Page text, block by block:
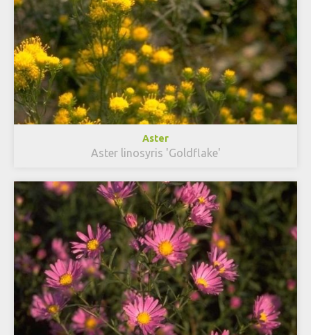
Aster
Aster linosyris 'Goldflake'